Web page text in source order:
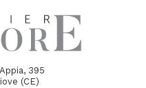
395
(CE)